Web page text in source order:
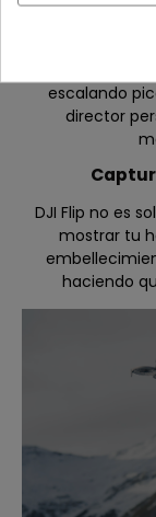
sujeto en el
escalando
director
DJI Flip no es
mostrar tu
haciendo